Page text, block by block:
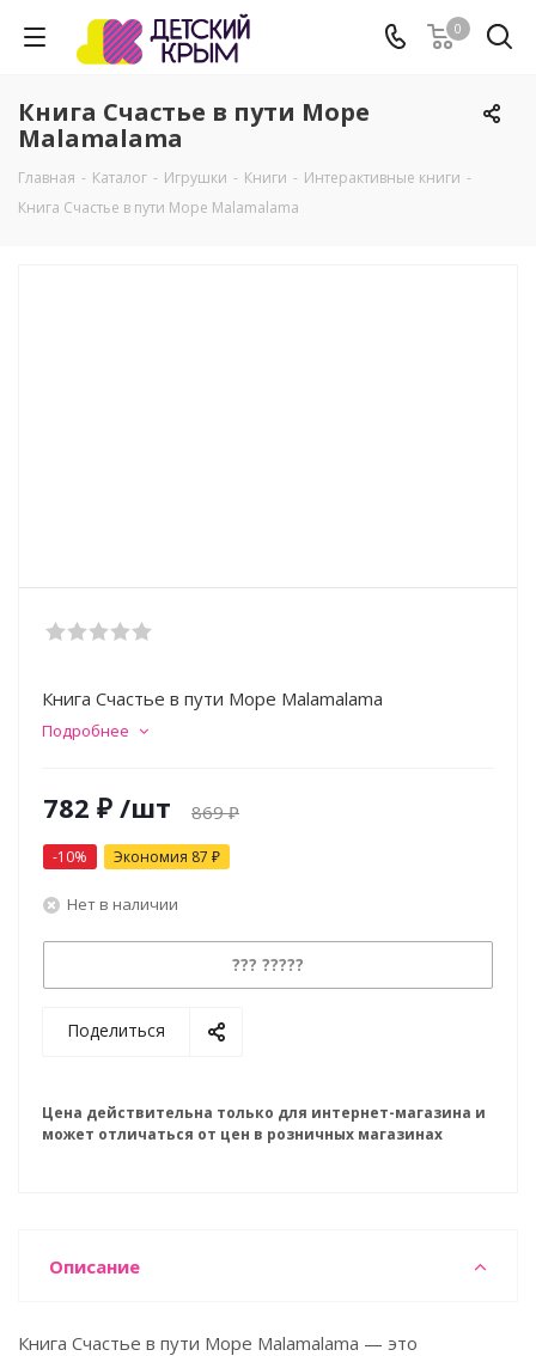
0
Книга Счастье в пути Море
Malamalama
Главная - Каталог - Игрушки - Книги - Интерактивные книги -
Книга Счастье в пути Море Malamalama
Книга Счастье в пути Море Malamalama
Подробнее
782 ₽ /шт 869₽
-10% Экономия 87 ₽
Нет в наличии
??? ?????
Поделиться
Цена действительна только для интернет-магазина и
может отличаться от цен в розничных магазинах
Описание
Книга Счастье в пути Море Malamalama — это